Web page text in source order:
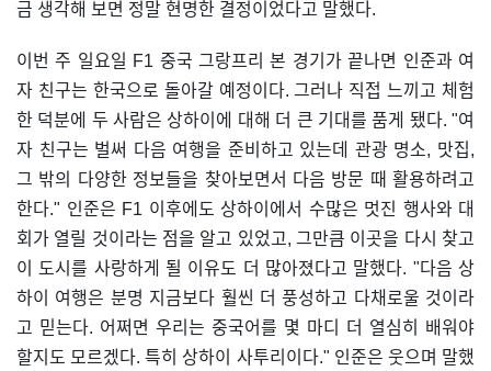
금 생각해 보면 정말 현명한 결정이었다고 말했다.
이번 주 일요일 F1 중국 그랑프리 본 경기가 끝나면 인준과 여
자 친구는 한국으로 돌아갈 예정이다. 그러나 직접 느끼고 체험
한 덕분에 두 사람은 상하이에 대해 더 큰 기대를 품게 됐다. "여
자 친구는 벌써 다음 여행을 준비하고 있는데 관광 명소, 맛집,
그 밖의 다양한 정보들을 찾아보면서 다음 방문 때 활용하려고
한다." 인준은 F1 이후에도 상하이에서 수많은 멋진 행사와 대
회가 열릴 것이라는 점을 알고 있었고, 그만큼 이곳을 다시 찾고
이 도시를 사랑하게 될 이유도 더 많아졌다고 말했다. "다음 상
하이 여행은 분명 지금보다 훨씬 더 풍성하고 다채로울 것이라
고 믿는다. 어쩌면 우리는 중국어를 몇 마디 더 열심히 배워야
할지도 모르겠다. 특히 상하이 사투리이다." 인준은 웃으며 말했